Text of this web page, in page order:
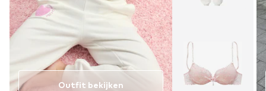
Outfit bekijken